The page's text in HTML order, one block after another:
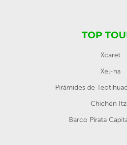
TOP
Xcaret
Xel-ha
Pirámides de
Chichén
Barco Pirata